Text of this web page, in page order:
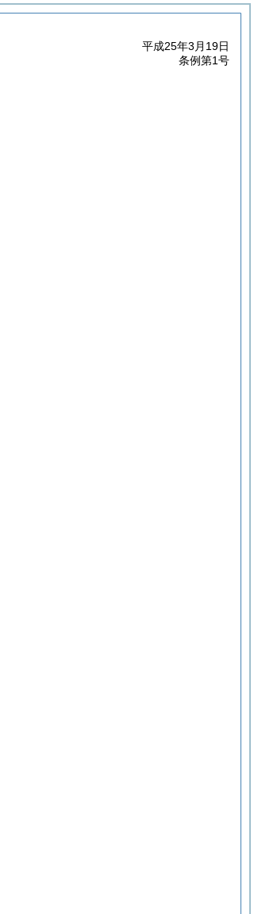
平成25年3月19日
条例第1号